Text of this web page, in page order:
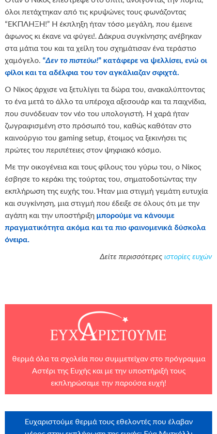
όλοι πετάχτηκαν από τις κρυψώνες τους φωνάζοντας
“ΕΚΠΛΗΞΗ!” Η έκπληξη ήταν τόσο μεγάλη, που έμεινε
άφωνος κι έκανε να φύγει!. Δάκρυα συγκίνησης ανέβηκαν
στα μάτια του και τα χείλη του σχημάτισαν ένα τεράστιο
χαμόγελο. “Δεν το πιστεύω!” κατάφερε να ψελλίσει, ενώ οι
φίλοι και τα αδέλφια του τον αγκάλιαζαν σφιχτά.
Ο Νίκος άρχισε να ξετυλίγει τα δώρα του, ανακαλύπτοντας
το ένα μετά το άλλο τα υπέροχα αξεσουάρ και τα παιχνίδια,
που συνόδευαν τον νέο του υπολογιστή. Η χαρά ήταν
ζωγραφισμένη στο πρόσωπό του, καθώς καθόταν στο
καινούργιο του gaming setup, έτοιμος να ξεκινήσει τις
πρώτες του περιπέτειες στον ψηφιακό κόσμο.
Με την οικογένεια και τους φίλους του γύρω του, ο Νίκος
έσβησε το κεράκι της τούρτας του, σηματοδοτώντας την
εκπλήρωση της ευχής του. Ήταν μια στιγμή γεμάτη ευτυχία
και συγκίνηση, μια στιγμή που έδειξε σε όλους ότι με την
αγάπη και την υποστήριξη μπορούμε να κάνουμε
πραγματικότητα ακόμα και τα πιο φαινομενικά δύσκολα
όνειρα.
Δείτε περισσότερες ιστορίες ευχών
θερμά όλα τα σχολεία που συμμετείχαν στο πρόγραμμα
Αστέρι της Ευχής και με την υποστήριξή τους
εκπληρώσαμε την παρούσα ευχή!
Ευχαριστούμε θερμά τους εθελοντές που έλαβαν